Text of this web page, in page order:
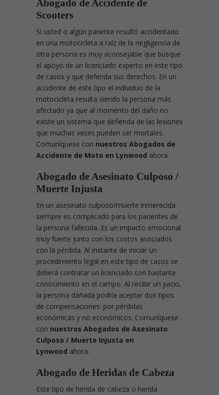
Abogado de Accidente de
Scooters
Si usted o algún pariente resultó accidentado
en una motocicleta a raíz de la negligencia de
otra persona es muy aconsejable que busque
el apoyo de un licenciado experto en este tipo
de casos y que defenda sus derechos. En un
accidente de este tipo el individuo de la
motocicleta resulta siendo la persona más
afectado ya que al momento del daño no
existe un sistema que defienda de las lesiones
que muchas veces pueden ser mortales.
Comuníquese con nuestros Abogados de
Accidente de Moto en Lynwood ahora.
Abogado de Asesinato Culposo /
Muerte Injusta
En un asesinato culposo/muerte inmerecida
siempre es complicado para los parientes de
la persona fallecida. Es un impacto emocional
muy fuerte junto con los costos asociados
con la pérdida. Al instante de iniciar un
procedimiento legal en este tipo de casos se
deberá contratar un licenciado con bastante
conocimiento en el campo. Al recibir un juicio,
la persona dañada podría aceptar dos tipos
de compensaciones: por pérdidas
económicas y no económicos. Comuníquese
con nuestros Abogados de Asesinato
Culposo / Muerte Injusta en
Lynwood ahora.
Abogado de Heridas de Cabeza
Este tipo de herida de cabeza o herida